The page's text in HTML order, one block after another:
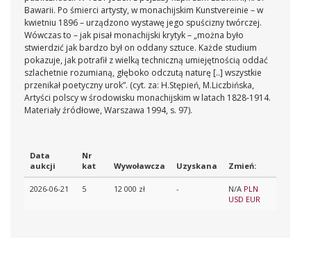
Bawarii. Po śmierci artysty, w monachijskim Kunstvereinie – w
kwietniu 1896 – urządzono wystawę jego spuścizny twórczej.
Wówczas to – jak pisał monachijski krytyk – „można było
stwierdzić jak bardzo był on oddany sztuce. Każde studium
pokazuje, jak potrafił z wielką techniczną umiejętnością oddać
szlachetnie rozumianą, głęboko odczutą naturę [..] wszystkie
przenikał poetyczny urok”. (cyt. za: H.Stępień, M.Liczbińska,
Artyści polscy w środowisku monachijskim w latach 1828-1914.
Materiały źródłowe, Warszawa 1994, s. 97).
Data
aukcji
Nr
kat
Wywoławcza Uzyskana Zmień:
2026-06-21 5 12 000 zł - N/A PLN
USD EUR